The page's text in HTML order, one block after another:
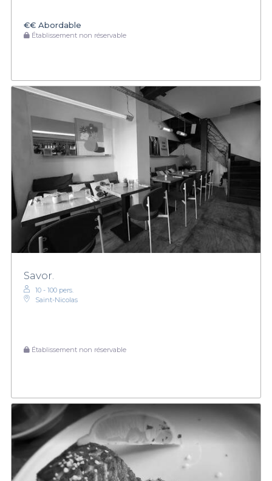
€€ Abordable
Établissement non réservable
Savor.
10 - 100 pers.
Saint-Nicolas
Établissement non réservable